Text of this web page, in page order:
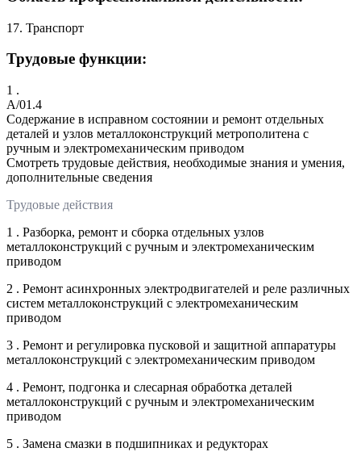
17. Транспорт
Трудовые функции:
1 .
A/01.4
Содержание в исправном состоянии и ремонт отдельных
деталей и узлов металлоконструкций метрополитена с
ручным и электромеханическим приводом
Смотреть трудовые действия, необходимые знания и умения,
дополнительные сведения
Трудовые действия
1 . Разборка, ремонт и сборка отдельных узлов
металлоконструкций с ручным и электромеханическим
приводом
2 . Ремонт асинхронных электродвигателей и реле различных
систем металлоконструкций с электромеханическим
приводом
3 . Ремонт и регулировка пусковой и защитной аппаратуры
металлоконструкций с электромеханическим приводом
4 . Ремонт, подгонка и слесарная обработка деталей
металлоконструкций с ручным и электромеханическим
приводом
5 . Замена смазки в подшипниках и редукторах